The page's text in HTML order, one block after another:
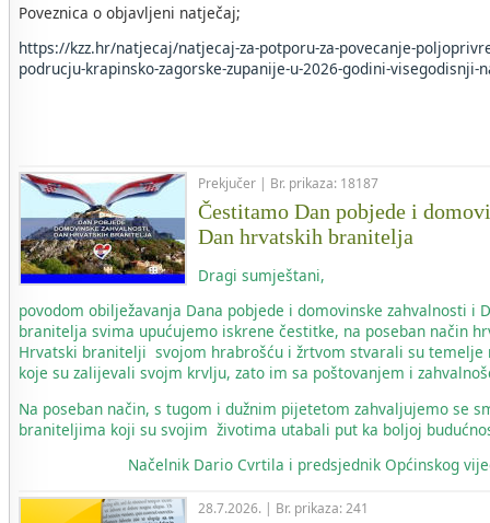
Poveznica o objavljeni natječaj;
https://kzz.hr/natjecaj/natjecaj-za-potporu-za-povecanje-
podrucju-krapinsko-zagorske-zupanije-u-2026-godini-visegodisnji-
Prekjučer | Br. prikaza: 18187
Čestitamo Dan pobjede i
Dan hrvatskih branitelja
Dragi sumještani,
povodom obilježavanja Dana pobjede i domovinske zahvalnosti i
branitelja svima upućujemo iskrene čestitke, na poseban način
Hrvatski branitelji svojom hrabrošću i žrtvom stvarali su temelje
koje su zalijevali svojm krvlju, zato im sa poštovanjem i
Na poseban način, s tugom i dužnim pijetetom zahvaljujemo se
braniteljima koji su svojim životima utabali put ka boljoj
Načelnik Dario Cvrtila i predsjednik Općinskog
28.7.2026. | Br. prikaza: 241